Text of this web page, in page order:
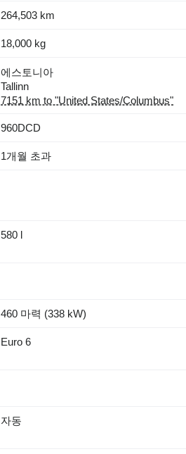
264,503 km
18,000 kg
에스토니아
Tallinn
7151 km to "United States/Columbus"
960DCD
1개월 초과
580 l
460 마력 (338 kW)
Euro 6
자동